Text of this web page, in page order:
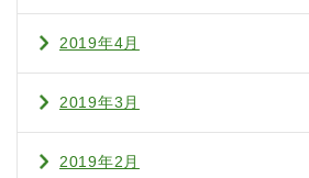
2019年4月
2019年3月
2019年2月